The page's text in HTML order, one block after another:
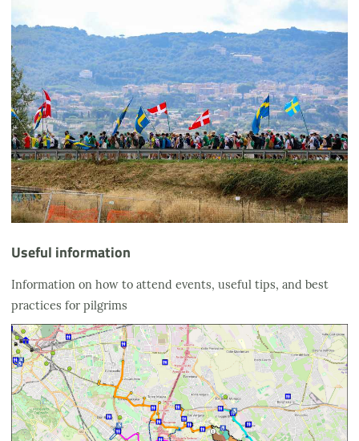
Useful information
Information on how to attend events, useful tips, and best
practices for pilgrims